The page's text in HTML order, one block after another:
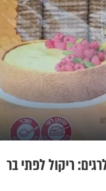
ריקול לפתי בר